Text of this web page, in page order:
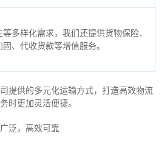
多样化需求，我们还提供货物保险、
固、代收货款等增值服务。
提供的多元化运输方式，打造高效物流
时更加灵活便捷。
泛，高效可靠